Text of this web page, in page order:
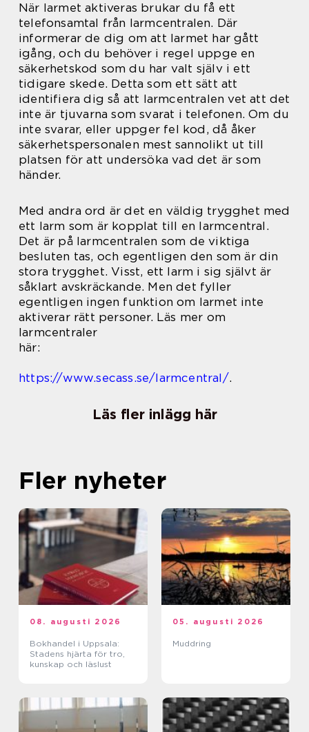
När larmet aktiveras brukar du få ett
telefonsamtal från larmcentralen. Där
informerar de dig om att larmet har gått
igång, och du behöver i regel uppge en
säkerhetskod som du har valt själv i ett
tidigare skede. Detta som ett sätt att
identifiera dig så att larmcentralen vet att det
inte är tjuvarna som svarat i telefonen. Om du
inte svarar, eller uppger fel kod, då åker
säkerhetspersonalen mest sannolikt ut till
platsen för att undersöka vad det är som
händer.
Med andra ord är det en väldig trygghet med
ett larm som är kopplat till en larmcentral.
Det är på larmcentralen som de viktiga
besluten tas, och egentligen den som är din
stora trygghet. Visst, ett larm i sig självt är
såklart avskräckande. Men det fyller
egentligen ingen funktion om larmet inte
aktiverar rätt personer. Läs mer om
larmcentraler
här:
https://www.secass.se/larmcentral/.
Läs fler inlägg här
Fler nyheter
08. augusti 2026
Bokhandel i Uppsala:
Stadens hjärta för tro,
kunskap och läslust
05. augusti 2026
Muddring